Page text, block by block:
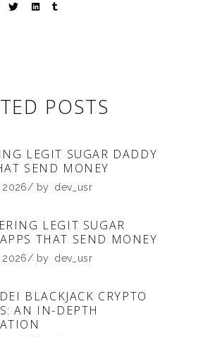
POSTS
LEGIT SUGAR DADDY
SEND MONEY
2026 by dev_usr
LEGIT SUGAR
THAT SEND MONEY
2026 by dev_usr
BLACKJACK CRYPTO
AN IN-DEPTH